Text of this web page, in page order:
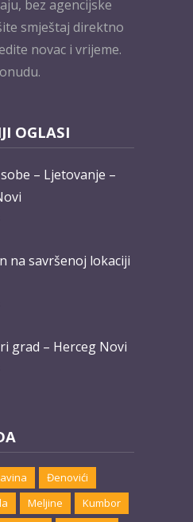
bez agencijske
smještaj direktno
novac i vrijeme.
OGLASI
– Ljetovanje –
na savršenoj lokaciji
grad – Herceg Novi
Đenovići
Meljine
Kumbor